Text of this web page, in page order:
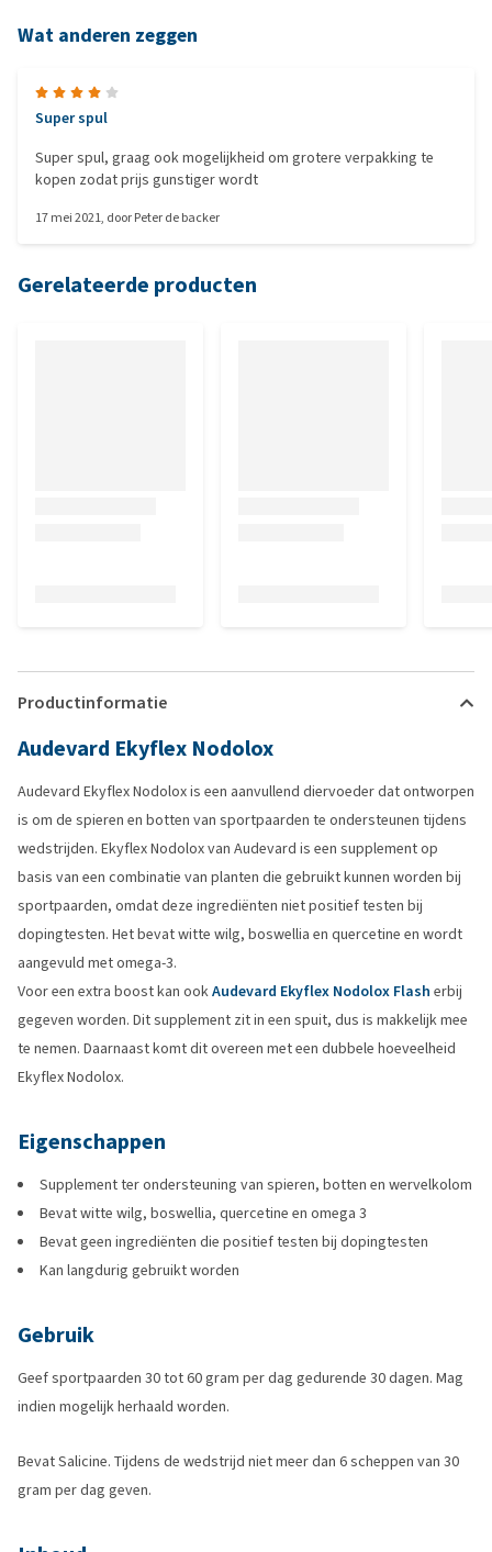
Wat anderen zeggen
Super spul
Super spul, graag ook mogelijkheid om grotere verpakking te
kopen zodat prijs gunstiger wordt
17 mei 2021, doorPeter de backer
Gerelateerde producten
Productinformatie
Audevard Ekyflex Nodolox
Audevard Ekyflex Nodolox is een aanvullend diervoeder dat ontworpen
is om de spieren en botten van sportpaarden te ondersteunen tijdens
wedstrijden. Ekyflex Nodolox van Audevard is een supplement op
basis van een combinatie van planten die gebruikt kunnen worden bij
sportpaarden, omdat deze ingrediënten niet positief testen bij
dopingtesten. Het bevat witte wilg, boswellia en quercetine en wordt
aangevuld met omega-3.
Voor een extra boost kan ookAudevard Ekyflex Nodolox Flash erbij
gegeven worden. Dit supplement zit in een spuit, dus is makkelijk mee
te nemen. Daarnaast komt dit overeen met een dubbele hoeveelheid
Ekyflex Nodolox.
Eigenschappen
Supplement ter ondersteuning van spieren, botten en wervelkolom
Bevat witte wilg, boswellia, quercetine en omega 3
Bevat geen ingrediënten die positief testen bij dopingtesten
Kan langdurig gebruikt worden
Gebruik
Geef sportpaarden 30 tot 60 gram per dag gedurende 30 dagen. Mag
indien mogelijk herhaald worden.
Bevat Salicine. Tijdens de wedstrijd niet meer dan 6 scheppen van 30
gram per dag geven.